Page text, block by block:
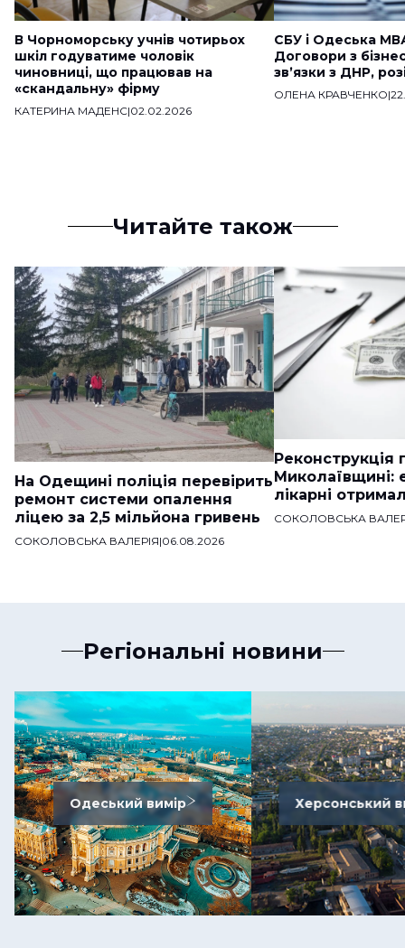
В Чорноморську учнів чотирьох
шкіл годуватиме чоловік
чиновниці, що працював на
«скандальну» фірму
КАТЕРИНА МАДЕНС|02.02.2026
СБУ і Одеська
Договори з
звʼязки з ДНР,
ОЛЕНА КРАВЧЕНКО|
Читайте також
На Одещині поліція перевірить
ремонт системи опалення
ліцею за 2,5 мільйона гривень
СОКОЛОВСЬКА ВАЛЕРІЯ|06.08.2026
Реконструкція
Миколаївщині:
лікарні
СОКОЛОВСЬКА
Регіональні новини
Одеський вимір Херсонський